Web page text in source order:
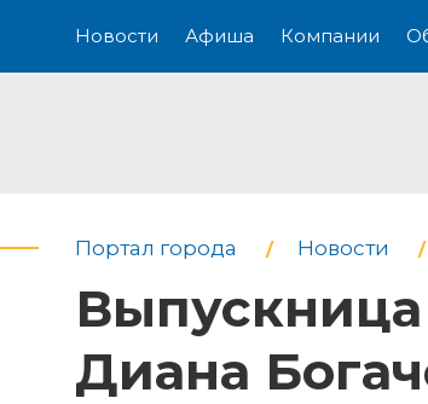
Новости Афиша Компании
Портал города Новости
Диана